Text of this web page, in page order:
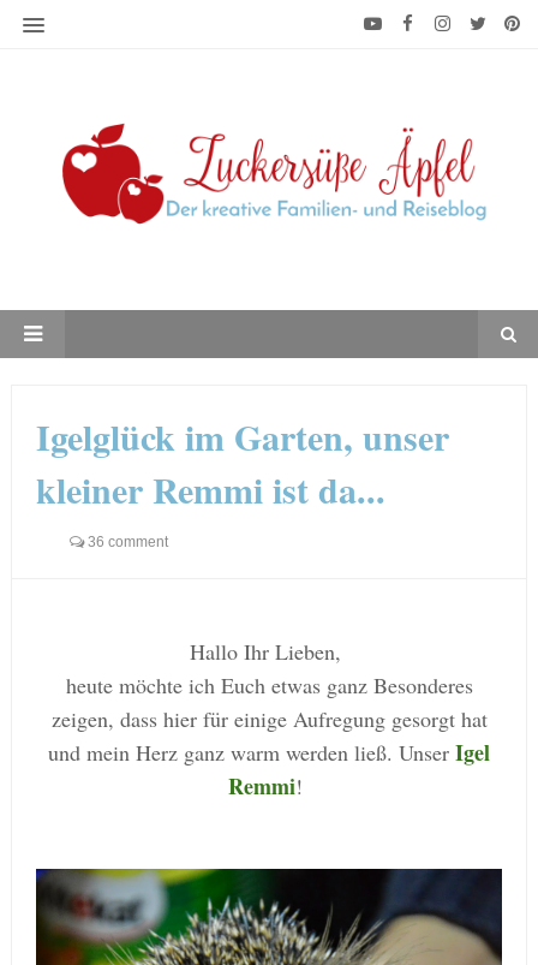
Igelglück im Garten, unser
kleiner Remmi ist da...
36 comment
Hallo Ihr Lieben,
heute möchte ich Euch etwas ganz Besonderes
zeigen, dass hier für einige Aufregung gesorgt hat
und mein Herz ganz warm werden ließ. Unser Igel
Remmi!